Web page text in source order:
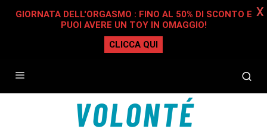
GIORNATA DELL'ORGASMO : FINO AL 50% DI SCONTO E
PUOI AVERE UN TOY IN OMAGGIO!
CLICCA QUI
X